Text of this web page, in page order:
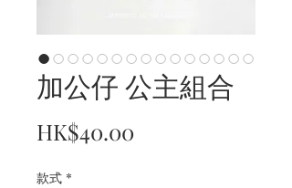
加公仔 公主組合
HK$40.00
款式 *